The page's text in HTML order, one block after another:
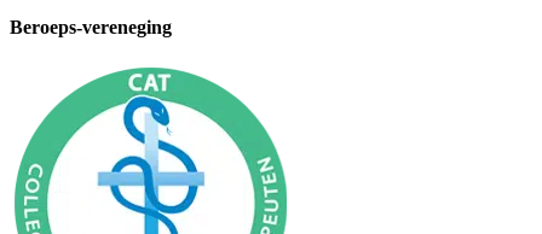
Beroeps-vereneging